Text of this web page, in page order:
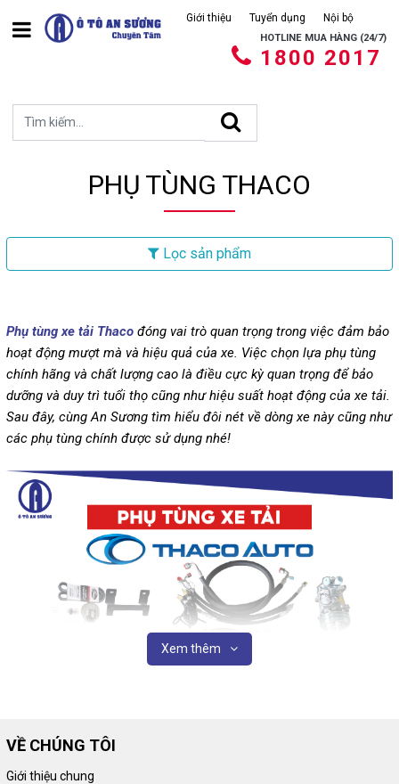
Giới thiệu Tuyển dụng Nội bộ
HOTLINE MUA HÀNG (24/7)
1800 2017
PHỤ TÙNG THACO
Lọc sản phẩm
Phụ tùng xe tải Thaco đóng vai trò quan trọng trong việc đảm bảo
hoạt động mượt mà và hiệu quả của xe. Việc chọn lựa phụ tùng
chính hãng và chất lượng cao là điều cực kỳ quan trọng để bảo
dưỡng và duy trì tuổi thọ cũng như hiệu suất hoạt động của xe tải.
Sau đây, cùng An Sương tìm hiểu đôi nét về dòng xe này cũng như
các phụ tùng chính được sử dụng nhé!
Phụ tùng xe tải Thaco tại Ô tô An Sương
Xem thêm
VỀ CHÚNG TÔI
Giới thiệu chung